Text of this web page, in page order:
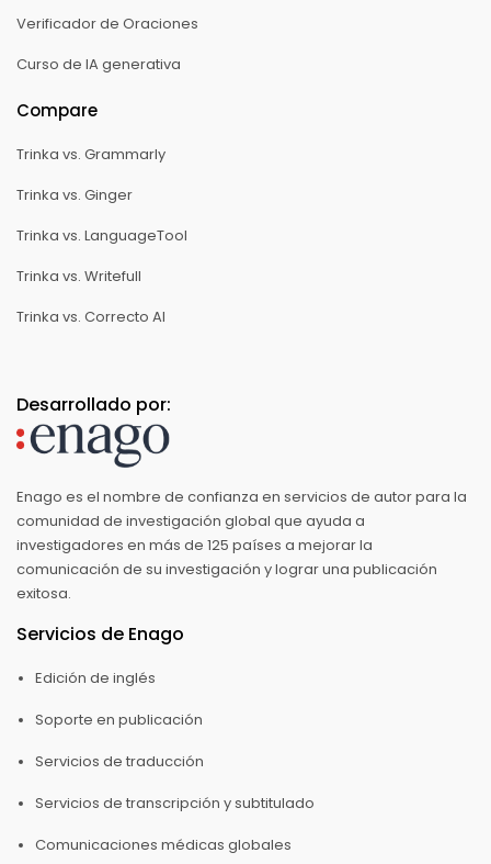
Verificador de Oraciones
Curso de IA generativa
Compare
Trinka vs. Grammarly
Trinka vs. Ginger
Trinka vs. LanguageTool
Trinka vs. Writefull
Trinka vs. Correcto AI
Desarrollado por:
Enago es el nombre de confianza en servicios de autor para la
comunidad de investigación global que ayuda a
investigadores en más de 125 países a mejorar la
comunicación de su investigación y lograr una publicación
exitosa.
Servicios de Enago
Edición de inglés
Soporte en publicación
Servicios de traducción
Servicios de transcripción y subtitulado
Comunicaciones médicas globales